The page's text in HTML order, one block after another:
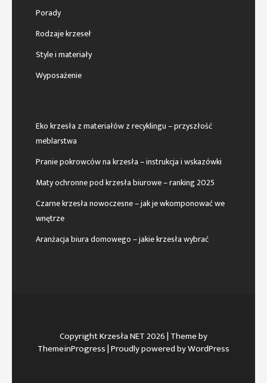
Porady
Rodzaje krzeseł
Style i materiały
Wyposażenie
Eko krzesła z materiałów z recyklingu – przyszłość
meblarstwa
Pranie pokrowców na krzesła – instrukcja i wskazówki
Maty ochronne pod krzesła biurowe – ranking 2025
Czarne krzesła nowoczesne – jak je wkomponować we
wnętrze
Aranżacja biura domowego – jakie krzesła wybrać
Copyright Krzesła NET 2026| Theme by
ThemeinProgress| Proudly powered by WordPress